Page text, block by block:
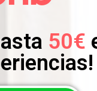
50€